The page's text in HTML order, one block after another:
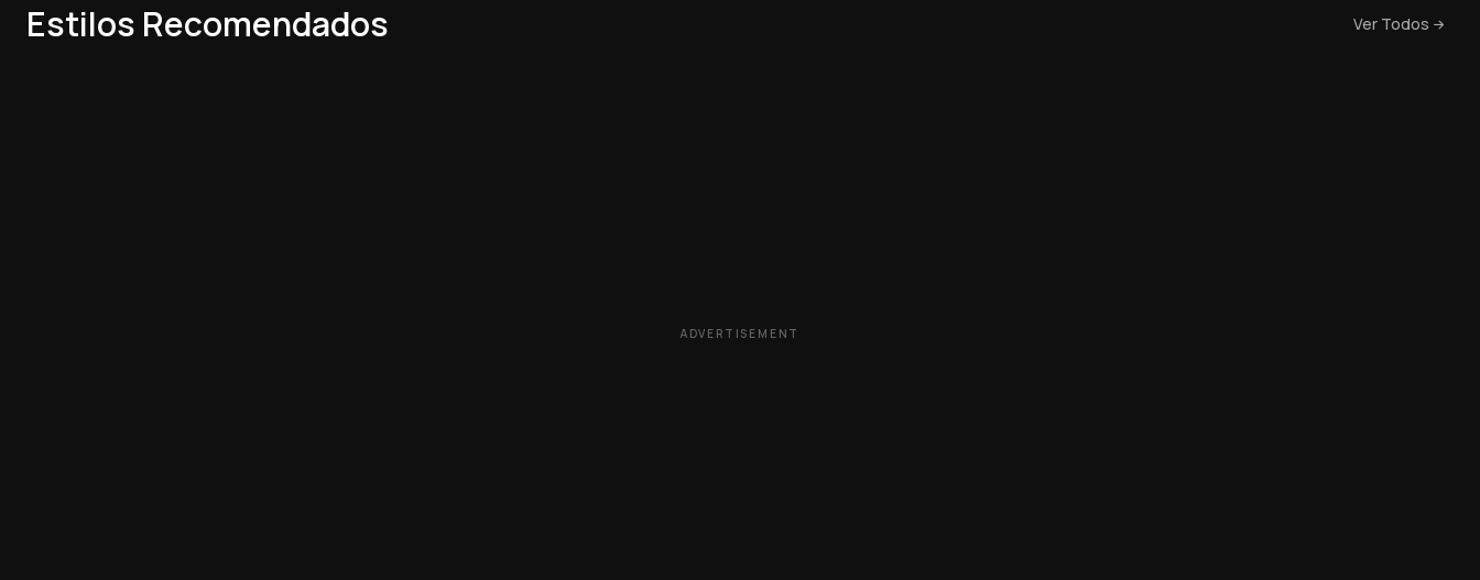
Estilos Recomendados Ver Todos
ADVERTISEMENT